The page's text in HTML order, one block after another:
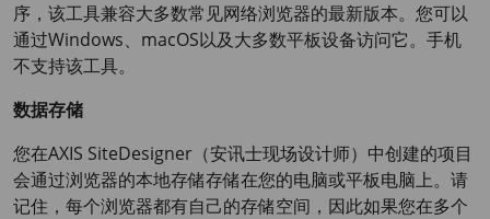
序，该工具兼容大多数常见网络浏览器的最新版本。您可以
通过Windows、macOS以及大多数平板设备访问它。手机
不支持该工具。
数据存储
您在AXIS SiteDesigner（安讯士现场设计师）中创建的项目
会通过浏览器的本地存储存储在您的电脑或平板电脑上。请
记住，每个浏览器都有自己的存储空间，因此如果您在多个